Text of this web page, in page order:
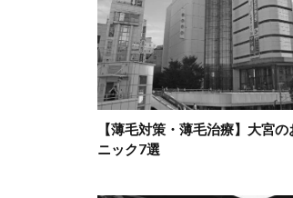
【薄毛対策・薄毛治療】大宮
ニック7選